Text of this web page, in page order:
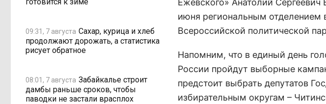
09:31, 7 августа Сахар, курица и хлеб
продолжают дорожать, а статистика
рисует обратное
08:01, 7 августа Забайкалье строит
дамбы раньше сроков, чтобы
паводки не застали врасплох
Ежевского» Анатолий
июня региональным отделением
Всероссийской политической
Напомним, что в единый день
России пройдут выборные
предстоит выбрать депутатов
избирательным округам –